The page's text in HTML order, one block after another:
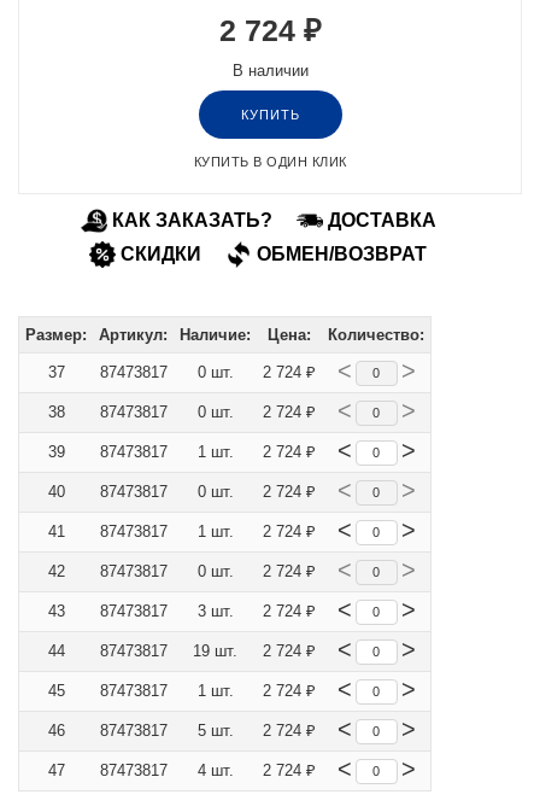
2 724 ₽
В наличии
КУПИТЬ
КУПИТЬ В ОДИН КЛИК
КАК ЗАКАЗАТЬ?
ДОСТАВКА
СКИДКИ
ОБМЕН/ВОЗВРАТ
Размер: Артикул: Наличие: Цена: Количество:
37 87473817 0 шт. 2 724 ₽ < >
38 87473817 0 шт. 2 724 ₽ < >
39 87473817 1 шт. 2 724 ₽ < >
40 87473817 0 шт. 2 724 ₽ < >
41 87473817 1 шт. 2 724 ₽ < >
42 87473817 0 шт. 2 724 ₽ < >
43 87473817 3 шт. 2 724 ₽ < >
44 87473817 19 шт. 2 724 ₽ < >
45 87473817 1 шт. 2 724 ₽ < >
46 87473817 5 шт. 2 724 ₽ < >
47 87473817 4 шт. 2 724 ₽ < >